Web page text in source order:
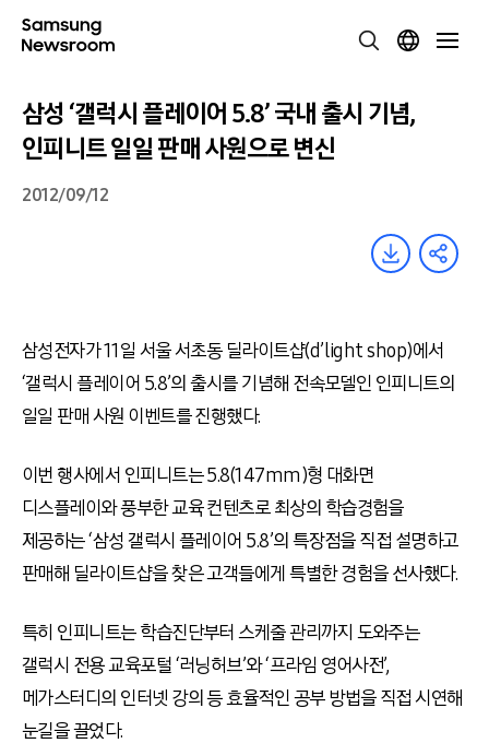
삼성 ‘갤럭시 플레이어 5.8’ 국내 출시 기념,
인피니트 일일 판매 사원으로 변신
2012/09/12
삼성전자가 11일 서울 서초동 딜라이트샵(d’light shop)에서
‘갤럭시 플레이어 5.8’의 출시를 기념해 전속모델인 인피니트의
일일 판매 사원 이벤트를 진행했다.
이번 행사에서 인피니트는 5.8(147mm)형 대화면
디스플레이와 풍부한 교육 컨텐츠로 최상의 학습경험을
제공하는 ‘삼성 갤럭시 플레이어 5.8’의 특장점을 직접 설명하고
판매해 딜라이트샵을 찾은 고객들에게 특별한 경험을 선사했다.
특히 인피니트는 학습진단부터 스케줄 관리까지 도와주는
갤럭시 전용 교육포털 ‘러닝허브’와 ‘프라임 영어사전’,
메가스터디의 인터넷 강의 등 효율적인 공부 방법을 직접 시연해
눈길을 끌었다.